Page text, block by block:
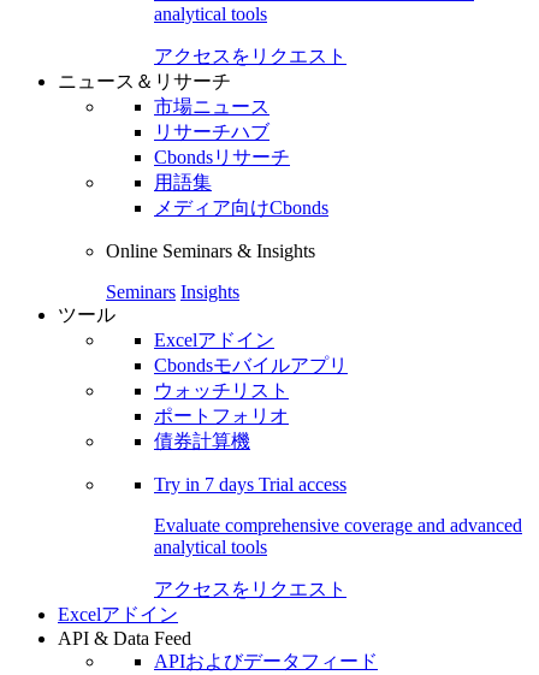
analytical tools
アクセスをリクエスト
ニュース＆リサーチ
市場ニュース
リサーチハブ
Cbondsリサーチ
用語集
メディア向けCbonds
Online Seminars & Insights
Seminars Insights
ツール
Excelアドイン
Cbondsモバイルアプリ
ウォッチリスト
ポートフォリオ
債券計算機
Try in 7 days Trial access
Evaluate comprehensive coverage and advanced
analytical tools
アクセスをリクエスト
Excelアドイン
API & Data Feed
APIおよびデータフィード